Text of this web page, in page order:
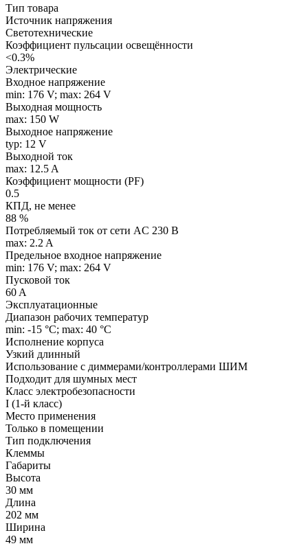
Тип товара
Источник напряжения
Светотехнические
Коэффициент пульсации освещённости
<0.3%
Электрические
Входное напряжение
min: 176 V; max: 264 V
Выходная мощность
max: 150 W
Выходное напряжение
typ: 12 V
Выходной ток
max: 12.5 A
Коэффициент мощности (PF)
0.5
КПД, не менее
88 %
Потребляемый ток от сети AC 230 В
max: 2.2 A
Предельное входное напряжение
min: 176 V; max: 264 V
Пусковой ток
60 A
Эксплуатационные
Диапазон рабочих температур
min: -15 °C; max: 40 °C
Исполнение корпуса
Узкий длинный
Использование с диммерами/контроллерами ШИМ
Подходит для шумных мест
Класс электробезопасности
I (1-й класс)
Место применения
Только в помещении
Тип подключения
Клеммы
Габариты
Высота
30 мм
Длина
202 мм
Ширина
49 мм